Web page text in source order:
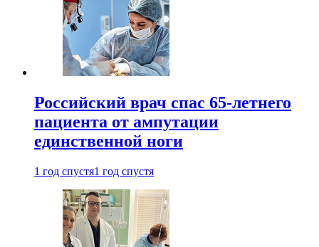
Российский врач спас 65-летнего
пациента от ампутации
единственной ноги
1 год спустя1 год спустя